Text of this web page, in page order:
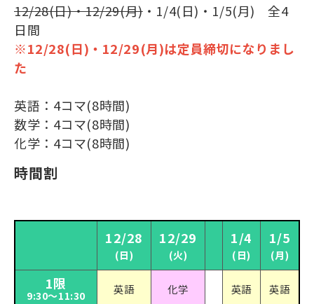
12/28(日)・12/29(月)・1/4(日)・1/5(月) 全4
日間
※12/28(日)・12/29(月)は定員締切になりまし
た
英語：4コマ(8時間)
数学：4コマ(8時間)
化学：4コマ(8時間)
時間割
12/28
(日)
12/29
(火)
1/4
(日)
1/5
(月)
1限
9:30～11:30 英語 化学 英語 英語